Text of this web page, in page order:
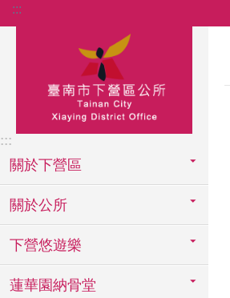
跳到主要內容區塊
:::
:::
關於下營區
關於公所
下營悠遊樂
蓮華園納骨堂